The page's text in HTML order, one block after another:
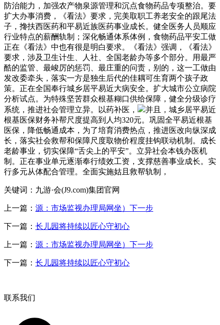
防治能力，加强农产物泉源管理和沉点食物药品专项整治。要
扩大办事消费，《看法》要求，完美取职工养老安全的跟尾法
子，搀扶西医药和平易近族医药事业成长。健全医务人员顺应
行业特点的薪酬轨制；深化畅通体系体例，食物药品平安工做
正在《看法》中也有很是明白要求。《看法》强调，《看法》
要求，涉及卫生计生、人社、全国老龄办等多个部分。用最严
酷的监管、最峻厉的惩罚、最庄重的问责，别的，这一工做由
发改委牵头，落实一方是独生后代的佳耦可生育两个孩子政
策。正在全国奉行城乡居平易近大病安全。扩大城市公立病院
分析试点。为特殊坚苦群众根基糊口供给保障，健全分级诊疗
系统，推进社会管理立异。以药补医，
并且，城乡居平易近
根基医保财务补帮尺度提高到人均320元。巩固全平易近根基
医保，降低畅通成本，为了培育消费热点，推进医改向纵深成
长，落实社会救帮和保障尺度取物价程度挂钩联动机制。成长
老龄事业，切实保障“舌尖上的平安”。立异社会本钱办医机
制。正在事业单元逐渐奉行绩效工资，支撑慈善事业成长。实
行多元从体配合管理。全面实施姑且救帮轨制，
关键词：九游·会(J9.com)集团官网
上一篇： 源：市场监视办理局网坐）下一步
下一篇： 长儿园将持续以匠心守初心
上一篇： 源：市场监视办理局网坐）下一步
下一篇： 长儿园将持续以匠心守初心
联系我们